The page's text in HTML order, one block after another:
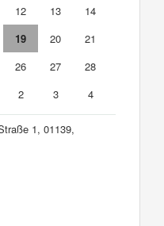
12 13
14
19 20
21
26 27
28
2 3 4
1, 01139,